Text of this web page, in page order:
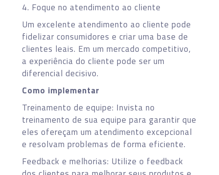
4. Foque no atendimento ao cliente
Um excelente atendimento ao cliente pode
fidelizar consumidores e criar uma base de
clientes leais. Em um mercado competitivo,
a experiência do cliente pode ser um
diferencial decisivo.
Como implementar
Treinamento de equipe: Invista no
treinamento de sua equipe para garantir que
eles ofereçam um atendimento excepcional
e resolvam problemas de forma eficiente.
Feedback e melhorias: Utilize o feedback